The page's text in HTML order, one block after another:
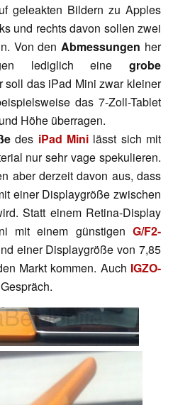
geleakten Bildern zu Apples
und rechts davon sollen zwei
Von denAbmessungen her
lediglich eine grobe
soll das iPad Mini zwar kleiner
das 7-Zoll-Tablet
Höhe überragen.
des iPad Mini lässt sich mit
nur sehr vage spekulieren.
aber derzeit davon aus, dass
einer Displaygröße zwischen
Statt einem Retina-Display
mit einem günstigen G/F2-
einer Displaygröße von 7,85
Markt kommen. Auch IGZO-